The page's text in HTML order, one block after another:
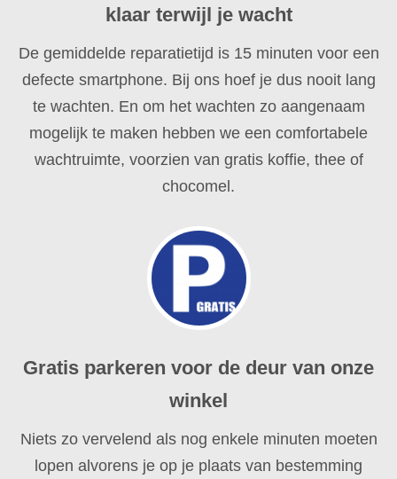
klaar terwijl je wacht
De gemiddelde reparatietijd is 15 minuten voor een
defecte smartphone. Bij ons hoef je dus nooit lang
te wachten. En om het wachten zo aangenaam
mogelijk te maken hebben we een comfortabele
wachtruimte, voorzien van gratis koffie, thee of
chocomel.
Gratis parkeren voor de deur van onze
winkel
Niets zo vervelend als nog enkele minuten moeten
lopen alvorens je op je plaats van bestemming